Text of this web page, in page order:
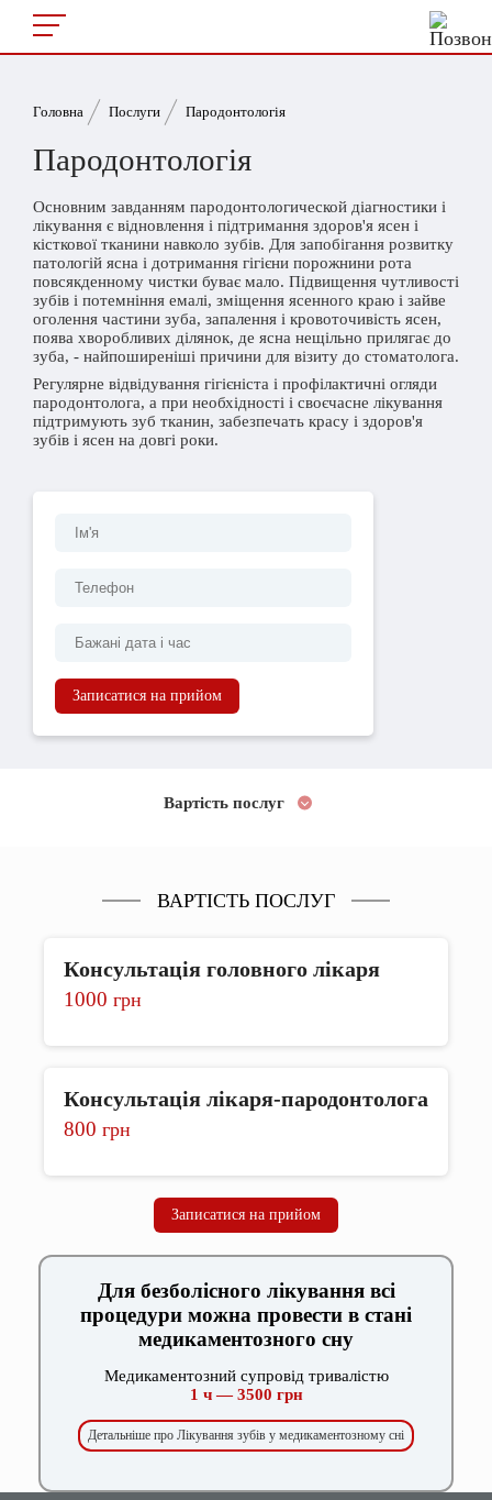
Головна Послуги Пародонтологія
Пародонтологія
Основним завданням пародонтологической діагностики і
лікування є відновлення і підтримання здоров'я ясен і
кісткової тканини навколо зубів. Для запобігання розвитку
патологій ясна і дотримання гігієни порожнини рота
повсякденному чистки буває мало. Підвищення чутливості
зубів і потемніння емалі, зміщення ясенного краю і зайве
оголення частини зуба, запалення і кровоточивість ясен,
поява хворобливих ділянок, де ясна нещільно прилягає до
зуба, - найпоширеніші причини для візиту до стоматолога.
Регулярне відвідування гігієніста і профілактичні огляди
пародонтолога, а при необхідності і своєчасне лікування
підтримують зуб тканин, забезпечать красу і здоров'я
зубів і ясен на довгі роки.
Записатися на прийом
Вартість послуг
ВАРТІСТЬ ПОСЛУГ
Консультація головного лікаря
1000 грн
Консультація лікаря-пародонтолога
800 грн
Записатися на прийом
Для безболісного лікування всі
процедури можна провести в стані
медикаментозного сну
Медикаментозний супровід тривалістю
1 ч — 3500 грн
Детальніше про Лікування зубів у медикаментозному сні